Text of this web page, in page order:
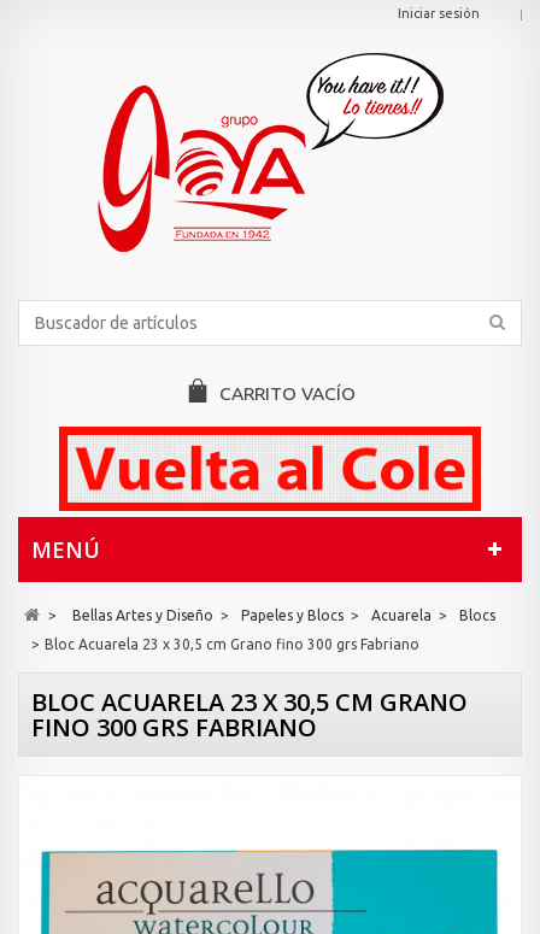
Iniciar sesión
CARRITO VACÍO
MENÚ
> Bellas Artes y Diseño > Papeles y Blocs > Acuarela >
Blocs
> Bloc Acuarela 23 x 30,5 cm Grano fino 300 grs Fabriano
BLOC ACUARELA 23 X 30,5 CM GRANO
FINO 300 GRS FABRIANO